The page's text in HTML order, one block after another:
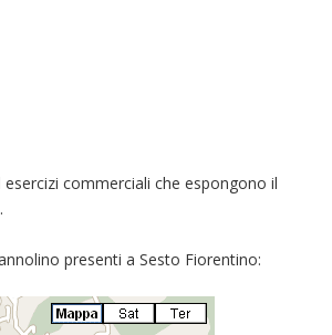
commerciali che espongono il
presenti a Sesto Fiorentino: